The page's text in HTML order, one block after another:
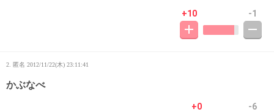
+10 -1
2. 匿名 2012/11/22(木) 23:11:41
かぶなべ
+0 -6